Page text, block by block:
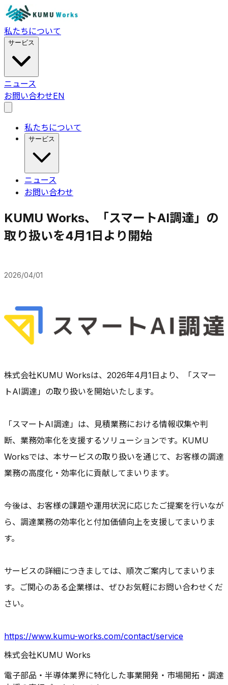
私たちについて
サービス
ニュース
お問い合わせEN
私たちについて
サービス
ニュース
お問い合わせ
KUMU Works、「スマートAI調達」の
取り扱いを4月1日より開始
2026/04/01
株式会社KUMU Worksは、2026年4月1日より、「スマー
トAI調達」の取り扱いを開始いたします。
「スマートAI調達」は、見積業務における情報収集や判
断、業務効率化を支援するソリューションです。KUMU
Worksでは、本サービスの取り扱いを通じて、お客様の調達
業務の高度化・効率化に貢献してまいります。
今後は、お客様の課題や運用状況に応じたご提案を行いなが
ら、調達業務の効率化と付加価値向上を支援してまいりま
す。
サービスの詳細につきましては、順次ご案内してまいりま
す。ご関心のある企業様は、ぜひお気軽にお問い合わせくだ
さい。
https://www.kumu-works.com/contact/service
株式会社KUMU Works
電子部品・半導体業界に特化した事業開発・市場開拓・調達